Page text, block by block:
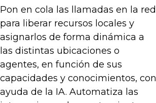
Pon en cola las llamadas en la red
para liberar recursos locales y
asignarlos de forma dinámica a
las distintas ubicaciones o
agentes, en función de sus
capacidades y conocimientos, con
ayuda de la IA. Automatiza las